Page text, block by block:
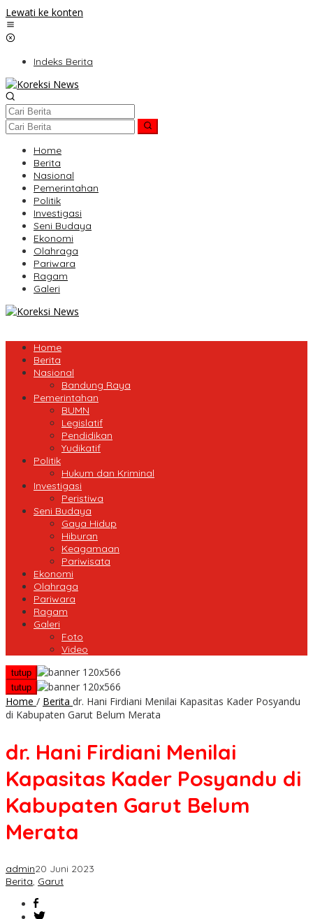
Lewati ke konten
Indeks Berita
Home
Berita
Nasional
Pemerintahan
Politik
Investigasi
Seni Budaya
Ekonomi
Olahraga
Pariwara
Ragam
Galeri
Home
Berita
Nasional
Bandung Raya
Pemerintahan
BUMN
Legislatif
Pendidikan
Yudikatif
Politik
Hukum dan Kriminal
Investigasi
Peristiwa
Seni Budaya
Gaya Hidup
Hiburan
Keagamaan
Pariwisata
Ekonomi
Olahraga
Pariwara
Ragam
Galeri
Foto
Video
tutup
tutup
Home / Berita dr. Hani Firdiani Menilai Kapasitas Kader Posyandu
di Kabupaten Garut Belum Merata
dr. Hani Firdiani Menilai
Kapasitas Kader Posyandu di
Kabupaten Garut Belum
Merata
admin20 Juni 2023
Berita, Garut